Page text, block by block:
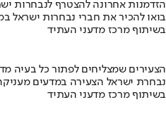
הזדמנות אחרונה להצטרף לנבחרות
בואו להכיר את חברי נבחרות ישראל
בשיתוף מרכז מדעני העתיד
הצעירים שמצליחים לפתור כל בעיה
נבחרת ישראל הצעירה במדעים
בשיתוף מרכז מדעני העתיד